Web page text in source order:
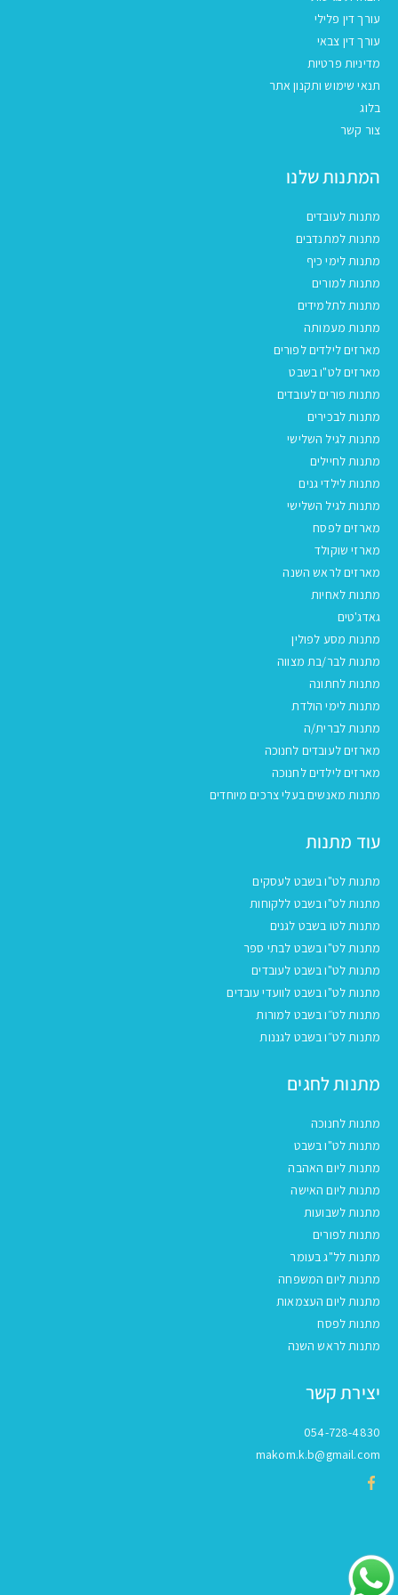
עורך דין פלילי
עורך דין צבאי
מדיניות פרטיות
תנאי שימוש ותקנון אתר
בלוג
צור קשר
המתנות שלנו
מתנות לעובדים
מתנות למתנדבים
מתנות לימי כיף
מתנות למורים
מתנות לתלמידים
מתנות מעמותה
מארזים לילדים לפורים
מארזים לט"ו בשבט
מתנות פורים לעובדים
מתנות לבכירים
מתנות לגיל השלישי
מתנות לחיילים
מתנות לילדי גנים
מתנות לגיל השלישי
מארזים לפסח
מארזי שוקולד
מארזים לראש השנה
מתנות לאחיות
גאדג'טים
מתנות מסע לפולין
מתנות לבר/בת מצווה
מתנות לחתונה
מתנות לימי הולדת
מתנות לברית/ה
מארזים לעובדים לחנוכה
מארזים לילדים לחנוכה
מתנות מאנשים בעלי צרכים מיוחדים
עוד מתנות
מתנות לט"ו בשבט לעסקים
מתנות לט"ו בשבט ללקוחות
מתנות לטו בשבט לגנים
מתנות לט"ו בשבט לבתי ספר
מתנות לט"ו בשבט לעובדים
מתנות לט"ו בשבט לוועדי עובדים
מתנות לט״ו בשבט למורות
מתנות לט״ו בשבט לגננות
מתנות לחגים
מתנות לחנוכה
מתנות לט"ו בשבט
מתנות ליום האהבה
מתנות ליום האישה
מתנות לשבועות
מתנות לפורים
מתנות לל"ג בעומר
מתנות ליום המשפחה
מתנות ליום העצמאות
מתנות לפסח
מתנות לראש השנה
יצירת קשר
054-728-4830
makom.k.b@gmail.com